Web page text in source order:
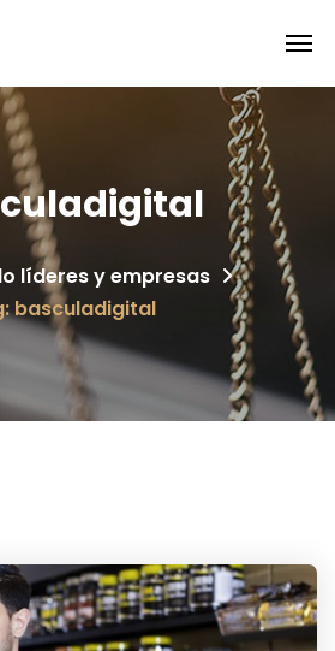
líderes y empresas
basculadigital